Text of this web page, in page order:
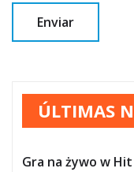
ÚLTIMAS
Gra na żywo w